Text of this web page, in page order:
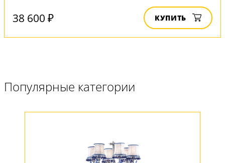
38 600 ₽ КУПИТЬ
Популярные категории